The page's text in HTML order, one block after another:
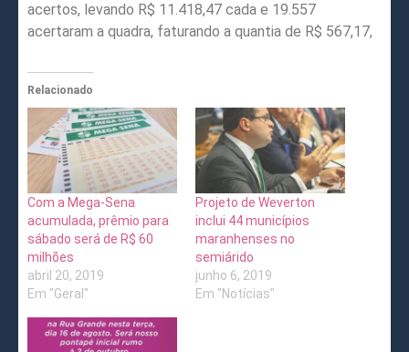
acertos, levando R$ 11.418,47 cada e 19.557
acertaram a quadra, faturando a quantia de R$ 567,17,
Relacionado
Com a Mega-Sena
acumulada, prêmio para
sábado será de R$ 60
milhões
abril 20, 2019
Em "Geral"
Projeto de Weverton
inclui 44 municípios
maranhenses no
semiárido
junho 6, 2019
Em "Notícias"